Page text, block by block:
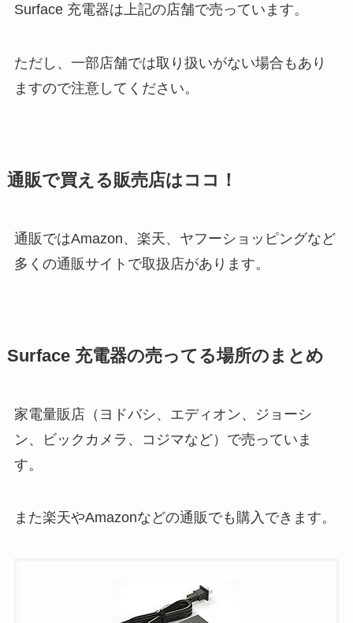
Surface 充電器は上記の店舗で売っています。
ただし、一部店舗では取り扱いがない場合もあり
ますので注意してください。
通販で買える販売店はココ！
通販ではAmazon、楽天、ヤフーショッピングなど
多くの通販サイトで取扱店があります。
Surface 充電器の売ってる場所のまとめ
家電量販店（ヨドバシ、エディオン、ジョーシ
ン、ビックカメラ、コジマなど）で売っていま
す。
また楽天やAmazonなどの通販でも購入できます。